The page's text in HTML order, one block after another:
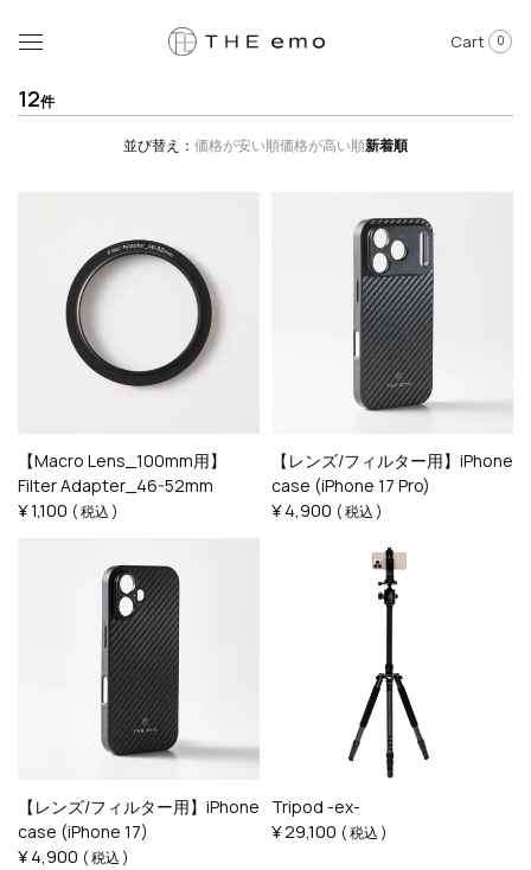
Cart 0
並び替え 価格が安い順価格が高い順新着順
12
【Macro Lens_100mm用】
Filter Adapter_46-52mm
¥1,100 税込
【レンズ/フィルター用】iPhone
case (iPhone 17 Pro)
¥4,900 税込
【レンズ/フィルター用】iPhone
case (iPhone 17)
¥4,900 税込
Tripod -ex-
¥29,100 税込